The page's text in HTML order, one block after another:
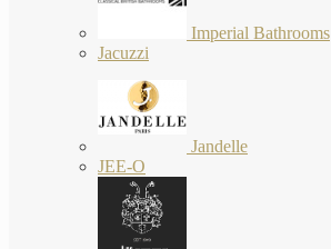
Imperial Bathrooms
Jacuzzi
Jandelle
JEE-O